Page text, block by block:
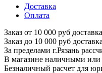
Доставка
Оплата
Заказ от 10 000 руб
Заказ до 10 000 руб
За пределами г.Рязань
В магазине наличными или
Безналичный расчет для